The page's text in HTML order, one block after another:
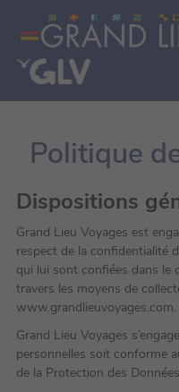
Politique
Dispositions
Grand Lieu Voyages est
respect de la confidentialité
qui lui sont confiées dans le
travers les moyens de
www.grandlieuvoyages.com.
Grand Lieu Voyages
personnelles soit conforme
de la Protection des